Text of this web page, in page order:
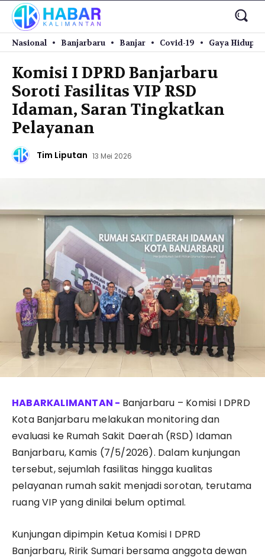
Nasional Banjarbaru Banjar Covid-19 Gaya Hidup
Komisi I DPRD Banjarbaru
Soroti Fasilitas VIP RSD
Idaman, Saran Tingkatkan
Pelayanan
Tim Liputan 13 Mei 2026
Banjarbaru – Komisi I DPRD
Kota Banjarbaru melakukan monitoring dan
evaluasi ke Rumah Sakit Daerah (RSD) Idaman
Banjarbaru, Kamis (7/5/2026). Dalam kunjungan
tersebut, sejumlah fasilitas hingga kualitas
pelayanan rumah sakit menjadi sorotan, terutama
ruang VIP yang dinilai belum optimal.
Kunjungan dipimpin Ketua Komisi I DPRD
Banjarbaru, Ririk Sumari bersama anggota dewan